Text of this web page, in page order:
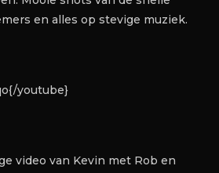
en alles op stevige muziek.
youtube}
video van Kevin met Rob en